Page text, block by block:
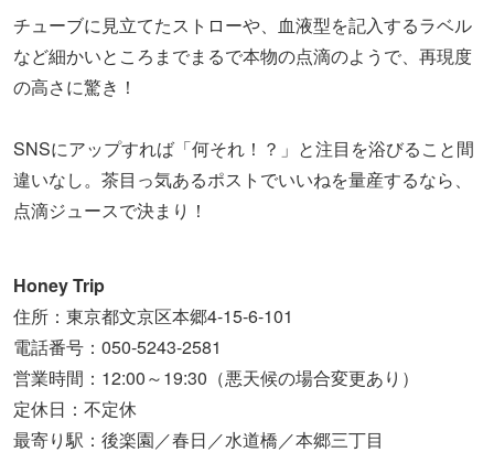
チューブに見立てたストローや、血液型を記入するラベル
など細かいところまでまるで本物の点滴のようで、再現度
の高さに驚き！
SNSにアップすれば「何それ！？」と注目を浴びること間
違いなし。茶目っ気あるポストでいいねを量産するなら、
点滴ジュースで決まり！
Honey Trip
住所：東京都文京区本郷4-15-6-101
電話番号：050-5243-2581
営業時間：12:00～19:30（悪天候の場合変更あり）
定休日：不定休
最寄り駅：後楽園／春日／水道橋／本郷三丁目